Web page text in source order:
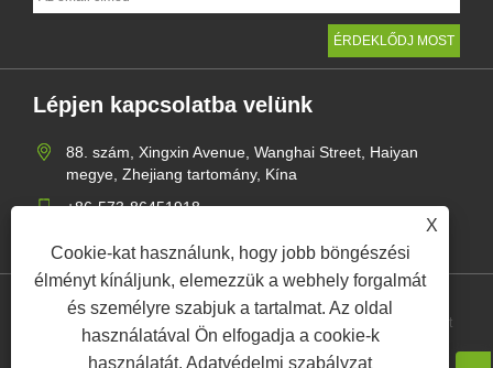
X
Cookie-kat használunk, hogy jobb böngészési
élményt kínáljunk, elemezzük a webhely forgalmát
és személyre szabjuk a tartalmat. Az oldal
használatával Ön elfogadja a cookie-k
használatát.Adatvédelmi szabályzat
Lépjen kapcsolatba velünk
88. szám, Xingxin Avenue, Wanghai Street, Haiyan
megye, Zhejiang tartomány, Kína
+86-573-86451918
Adatvédelmi szabályzat